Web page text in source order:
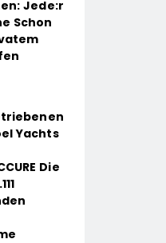
Jede:r
Schon
Yachts
Die